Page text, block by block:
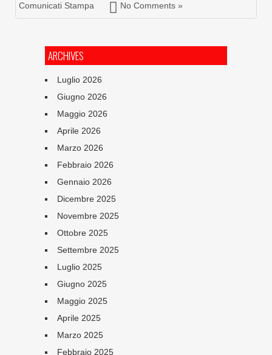
Comunicati Stampa No Comments »
ARCHIVES
Luglio 2026
Giugno 2026
Maggio 2026
Aprile 2026
Marzo 2026
Febbraio 2026
Gennaio 2026
Dicembre 2025
Novembre 2025
Ottobre 2025
Settembre 2025
Luglio 2025
Giugno 2025
Maggio 2025
Aprile 2025
Marzo 2025
Febbraio 2025